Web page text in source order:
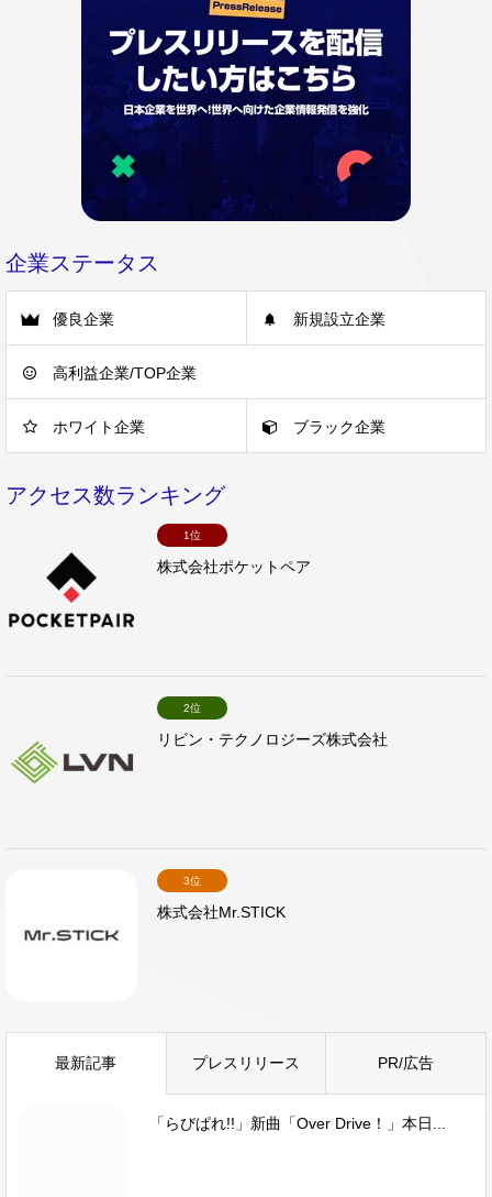
企業ステータス
優良企業 新規設立企業
高利益企業/TOP企業
ホワイト企業 ブラック企業
アクセス数ランキング
1位
株式会社ポケットペア
2位
リビン・テクノロジーズ株式会社
3位
株式会社Mr.STICK
最新記事 プレスリリース PR/広告
「らびぱれ!!」新曲「Over Drive！」本日...